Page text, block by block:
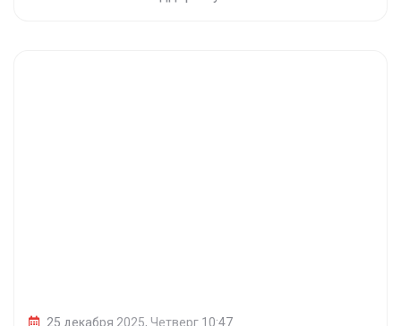
25 декабря 2025, Четверг 10:47